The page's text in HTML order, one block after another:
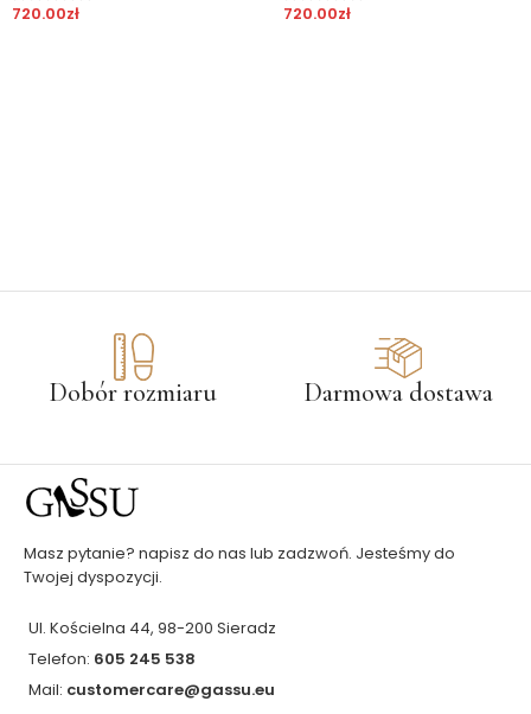
720.00zł 720.00zł
Dobór rozmiaru Darmowa dostawa
Masz pytanie? napisz do nas lub zadzwoń. Jesteśmy do
Twojej dyspozycji.
Ul. Kościelna 44, 98-200 Sieradz
Telefon: 605 245 538
Mail: customercare@gassu.eu